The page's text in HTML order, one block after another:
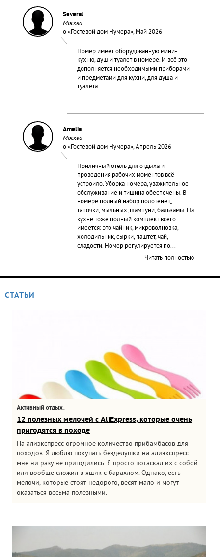
Several
Москва
о «Гостевой дом Нумера», Май 2026
Номер имеет оборудованную мини-
кухню, душ и туалет в номере. И всё это
дополняется необходимыми приборами
и предметами для кухни, для душа и
туалета.
Amelia
Москва
о «Гостевой дом Нумера», Апрель 2026
Приличный отель для отдыха и
проведения рабочих моментов всё
устроило. Уборка номера, уважительное
обслуживание и тишина обеспечены. В
номере полный набор полотенец,
тапочки, мыльных, шампуни, бальзамы. На
кухне тоже полный комплект всего
имеется: это чайник, микроволновка,
холодильник, сырки, паштет, чай,
сладости. Номер регулируется по...
Читать полностью
СТАТЬИ
Активный отдых:
12 полезных мелочей с AliExpress, которые очень
пригодятся в походе
На алиэкспресс огромное количество прибамбасов для
походов. Я люблю покупать безделушки на алиэкспресс.
мне ни разу не пригодились. Я просто потаскал их с собой
или вообще сложил в ящик с барахлом. Однако, есть
мелочи, которые стоят недорого, весят мало и могут
оказаться весьма полезными.